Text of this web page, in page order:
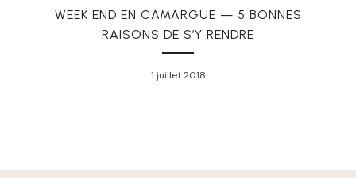
WEEK END EN CAMARGUE — 5 BONNES
RAISONS DE S’Y RENDRE
1 juillet 2018